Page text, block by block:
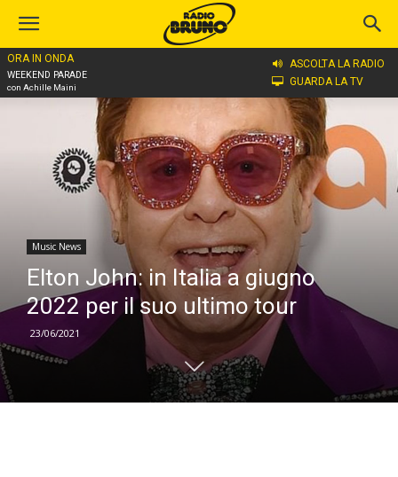
ORA IN ONDA
WEEKEND PARADE
con Achille Maini
ASCOLTA LA RADIO
GUARDA LA TV
Home
Music News
Elton John: in Italia a giugno
2022 per il suo ultimo tour
23/06/2021